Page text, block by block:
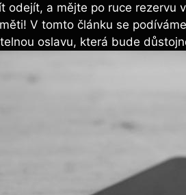
odejít, a mějte po ruce rezervu
V tomto článku se
oslavu, která bude